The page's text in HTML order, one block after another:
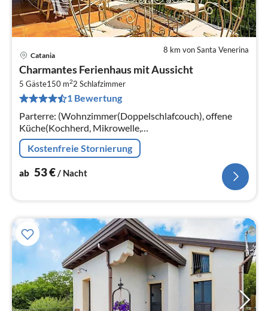
8 km von Santa Venerina
Catania
Charmantes Ferienhaus mit Aussicht
5 Gäste150 m22 Schlafzimmer
1 Bewertung
Parterre: (Wohnzimmer(Doppelschlafcouch), offene
Küche(Kochherd, Mikrowelle,
Kühl-/Gefrierkombination), Schlafzimmer(Doppelbett),
Schlafzimmer(Einzelbett, Doppelbett)
Kostenfreie Stornierung
ab 53€/ Nacht